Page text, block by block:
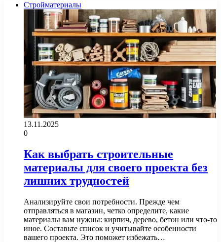
Стройматериалы
13.11.2025
0
Как выбрать строительные
материалы для своего проекта без
лишних трудностей
Анализируйте свои потребности. Прежде чем
отправляться в магазин, четко определите, какие
материалы вам нужны: кирпич, дерево, бетон или что-то
иное. Составьте список и учитывайте особенности
вашего проекта. Это поможет избежать…